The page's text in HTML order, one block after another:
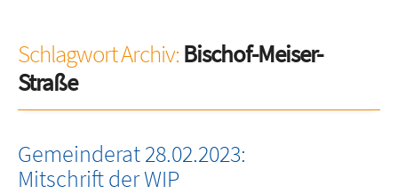
Schlagwort Archiv: Bischof-Meiser-
Straße
Gemeinderat 28.02.2023:
Mitschrift der WIP